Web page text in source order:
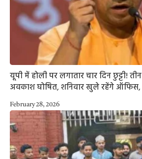
यूपी में होली पर लगातार चार दिन छुट्टी!
अवकाश घोषित, शनिवार खुले रहेंगे
February 28, 2026